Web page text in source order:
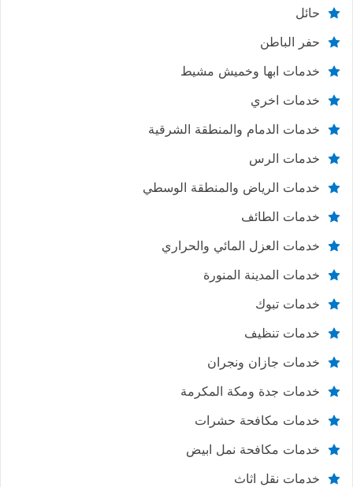
حائل
حفر الباطن
خدمات ابها وخميش مشيط
خدمات اخري
خدمات الدمام والمنطقة الشرقية
خدمات الرس
خدمات الرياض والمنطقة الوسطي
خدمات الطائف
خدمات العزل المائي والحراري
خدمات المدينة المنورة
خدمات تبوك
خدمات تنظيف
خدمات جازان ونجران
خدمات جدة ومكة المكرمة
خدمات مكافحة حشرات
خدمات مكافحة نمل ابيض
خدمات نقل اثاث